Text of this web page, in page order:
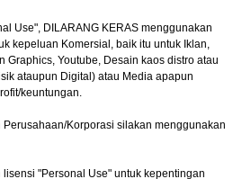
Use", DILARANG KERAS menggunakan
kepeluan Komersial, baik itu untuk Iklan,
Graphics, Youtube, Desain kaos distro atau
ataupun Digital) atau Media apapun
keuntungan.
Korporasi silakan menggunakan
"Personal Use" untuk kepentingan